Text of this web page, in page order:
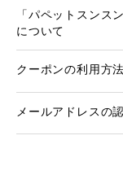
「パペットスンス
について
クーポンの利用方
メールアドレスの